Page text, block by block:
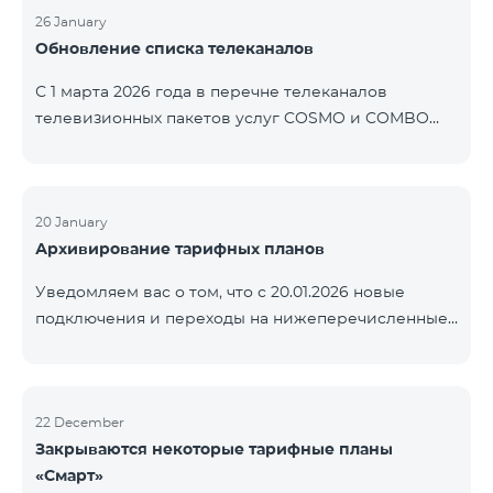
контролем нашей компании. В настоящее время
точные сроки восстановления услуг неизвестны.
предоставлена по мере изменения ситуации.
Благодарим за понимание.
26 January
Обновление списка телеканалов
С 1 марта 2026 года в перечне телеканалов
телевизионных пакетов услуг COSMO и COMBO
только в тех регионах, где их трансляция является
обязательной. Данные изменения реализуются в
телевизионной платформы и полностью
соответствуют нормам местного вещания.
20 January
Архивирование тарифных планов
Уведомляем вас о том, что с 20.01.2026 новые
подключения и переходы на нижеперечисленные
22 December
Закрываются некоторые тарифные планы
«Смарт»